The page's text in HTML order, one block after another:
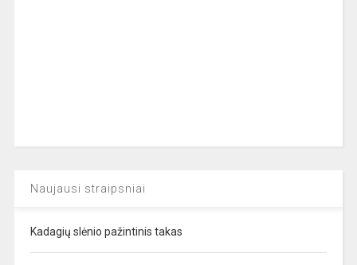
Naujausi straipsniai
Kadagių slėnio pažintinis takas